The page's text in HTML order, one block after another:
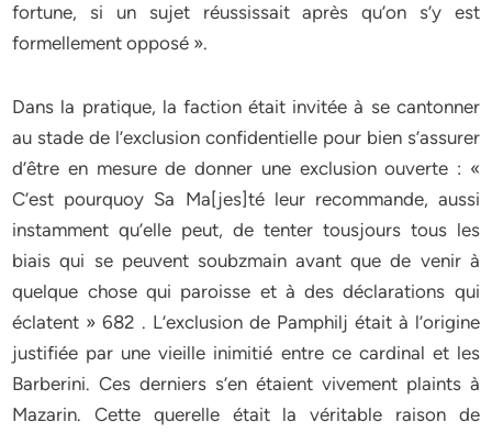
fortune, si un sujet réussissait après qu’on s’y est
formellement opposé ».
Dans la pratique, la faction était invitée à se cantonner
au stade de l’exclusion confidentielle pour bien s’assurer
d’être en mesure de donner une exclusion ouverte : «
C’est pourquoy Sa Ma[jes]té leur recommande, aussi
instamment qu’elle peut, de tenter tousjours tous les
biais qui se peuvent soubzmain avant que de venir à
quelque chose qui paroisse et à des déclarations qui
éclatent » 682 . L’exclusion de Pamphilj était à l’origine
justifiée par une vieille inimitié entre ce cardinal et les
Barberini. Ces derniers s’en étaient vivement plaints à
Mazarin. Cette querelle était la véritable raison de